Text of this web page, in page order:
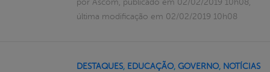
por Ascom, publicado em 02/02/2019 10h08,
última modificação em 02/02/2019 10h08
DESTAQUES, EDUCAÇÃO, GOVERNO, NOTÍCIAS